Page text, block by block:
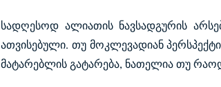
სადღესოდ ალიათის ნავსადგურის
ათვისებული. თუ მოკლევადიან
მატარებლის გატარება, ნათელია თუ